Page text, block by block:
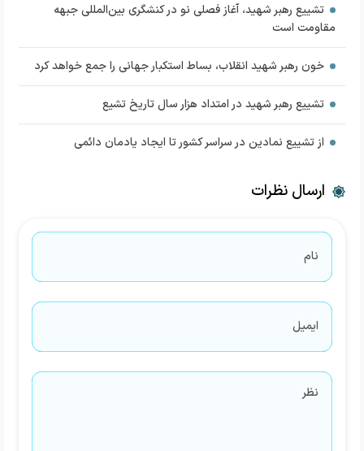
تشییع رهبر شهید، آغاز فصلی نو در کنشگری بین‌المللی جبهه
مقاومت است
خون رهبر شهید انقلاب، بساط استکبار جهانی را جمع خواهد کرد
تشییع رهبر شهید در امتداد هزار سال تاریخ تشیع
از تشییع نمادین در سراسر کشور تا ایجاد یادمان دائمی
ارسال نظرات